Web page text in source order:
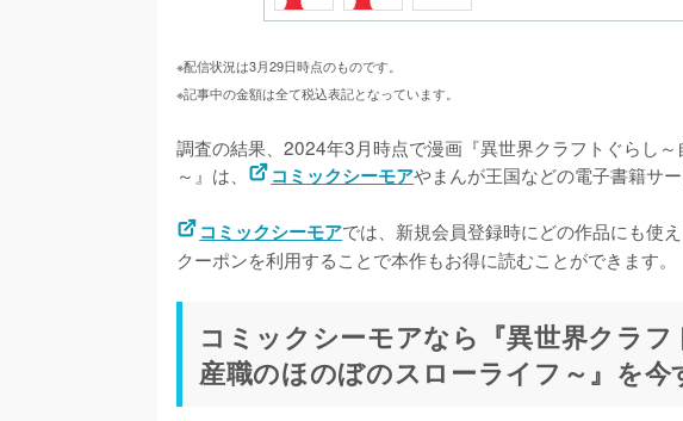
※配信状況は3月29日時点のものです。
※記事中の金額は全て税込表記となっています。
調査の結果、2024年3月時点で漫画『異世界クラフトぐらし
～』は、
コミックシーモアやまんが王国などの電子書籍サ
コミックシーモアでは、新規会員登録時にどの作品にも使
クーポンを利用することで本作もお得に読むことができます。
コミックシーモアなら『異世界クラ
産職のほのぼのスローライフ～』を今